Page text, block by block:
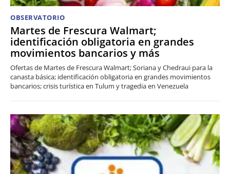
OBSERVATORIO
Martes de Frescura Walmart;
identificación obligatoria en grandes
movimientos bancarios y más
Ofertas de Martes de Frescura Walmart; Soriana y Chedraui para la
canasta básica; identificación obligatoria en grandes movimientos
bancarios; crisis turística en Tulum y tragedia en Venezuela